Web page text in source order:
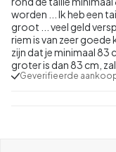
worden ... Ik heb een
groot ... veel geld
riem is van zeer
zijn dat je minimaal
groter is dan 83 cm,
Geverifieerde